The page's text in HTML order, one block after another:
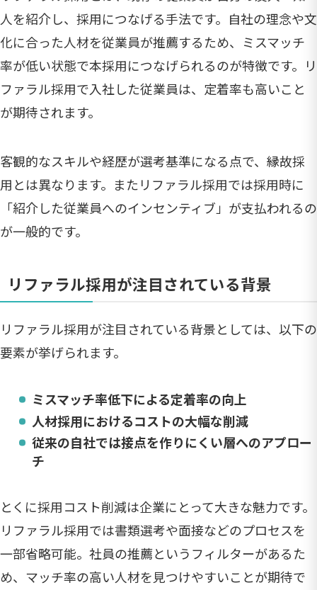
人を紹介し、採用につなげる手法です。自社の理念や文
化に合った人材を従業員が推薦するため、ミスマッチ
率が低い状態で本採用につなげられるのが特徴です。リ
ファラル採用で入社した従業員は、定着率も高いこと
が期待されます。
客観的なスキルや経歴が選考基準になる点で、縁故採
用とは異なります。またリファラル採用では採用時に
「紹介した従業員へのインセンティブ」が支払われるの
が一般的です。
リファラル採用が注目されている背景
リファラル採用が注目されている背景としては、以下の
要素が挙げられます。
ミスマッチ率低下による定着率の向上
人材採用におけるコストの大幅な削減
従来の自社では接点を作りにくい層へのアプロー
チ
とくに採用コスト削減は企業にとって大きな魅力です。
リファラル採用では書類選考や面接などのプロセスを
一部省略可能。社員の推薦というフィルターがあるた
め、マッチ率の高い人材を見つけやすいことが期待で